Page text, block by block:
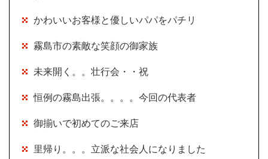
かわいいお客様と優しいパパをパチリ
霧島市の素敵な笑顔の御家族
未来開く。。壮行会・・祝
恒例の霧島出張。。。。今回の代表者
御揃いで初めてのご来店
里帰り。。。立派な社会人になりました